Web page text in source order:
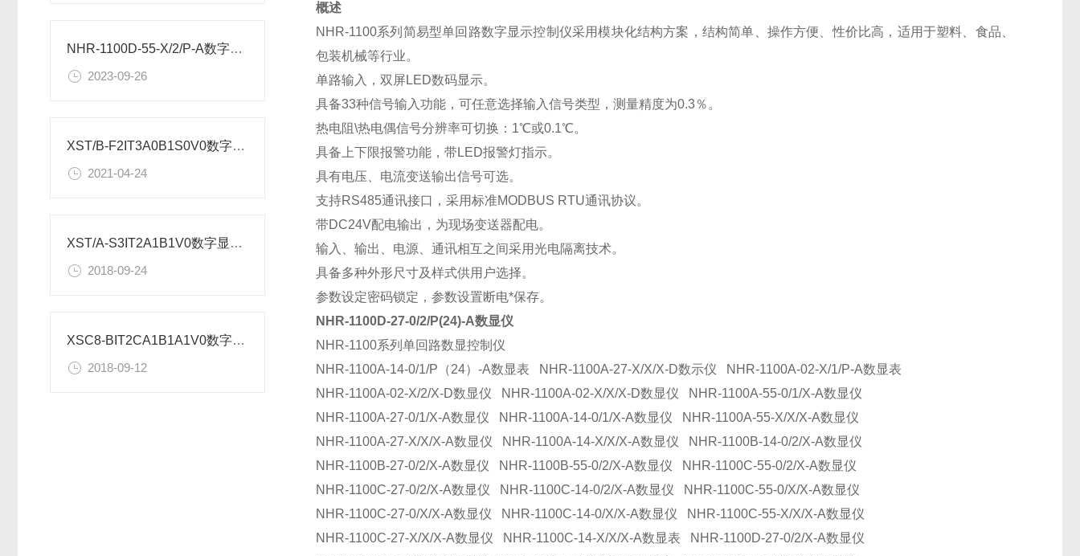
NHR-1100D-55-X/2/P-A数字显示仪尺寸是多少？
2023-09-26
XST/B-F2IT3A0B1S0V0数字显示仪表尺寸
2021-04-24
XST/A-S3IT2A1B1V0数字显示仪选型说明
2018-09-24
XSC8-BIT2CA1B1A1V0数字显示仪
2018-09-12
概述
NHR-1100系列简易型单回路数字显示控制仪采用模块化结构方案，结构简单、操作方便、性价比高，适用于塑料、食品、
包装机械等行业。
单路输入，双屏LED数码显示。
具备33种信号输入功能，可任意选择输入信号类型，测量精度为0.3％。
热电阻\热电偶信号分辨率可切换：1℃或0.1℃。
具备上下限报警功能，带LED报警灯指示。
具有电压、电流变送输出信号可选。
支持RS485通讯接口，采用标准MODBUS RTU通讯协议。
带DC24V配电输出，为现场变送器配电。
输入、输出、电源、通讯相互之间采用光电隔离技术。
具备多种外形尺寸及样式供用户选择。
参数设定密码锁定，参数设置断电*保存。
NHR-1100D-27-0/2/P(24)-A数显仪
NHR-1100系列单回路数显控制仪
NHR-1100A-14-0/1/P（24）-A数显表 NHR-1100A-27-X/X/X-D数示仪 NHR-1100A-02-X/1/P-A数显表
NHR-1100A-02-X/2/X-D数显仪 NHR-1100A-02-X/X/X-D数显仪 NHR-1100A-55-0/1/X-A数显仪
NHR-1100A-27-0/1/X-A数显仪 NHR-1100A-14-0/1/X-A数显仪 NHR-1100A-55-X/X/X-A数显仪
NHR-1100A-27-X/X/X-A数显仪 NHR-1100A-14-X/X/X-A数显仪 NHR-1100B-14-0/2/X-A数显仪
NHR-1100B-27-0/2/X-A数显仪 NHR-1100B-55-0/2/X-A数显仪 NHR-1100C-55-0/2/X-A数显仪
NHR-1100C-27-0/2/X-A数显仪 NHR-1100C-14-0/2/X-A数显仪 NHR-1100C-55-0/X/X-A数显仪
NHR-1100C-27-0/X/X-A数显仪 NHR-1100C-14-0/X/X-A数显仪 NHR-1100C-55-X/X/X-A数显仪
NHR-1100C-27-X/X/X-A数显仪 NHR-1100C-14-X/X/X-A数显表 NHR-1100D-27-0/2/X-A数显仪